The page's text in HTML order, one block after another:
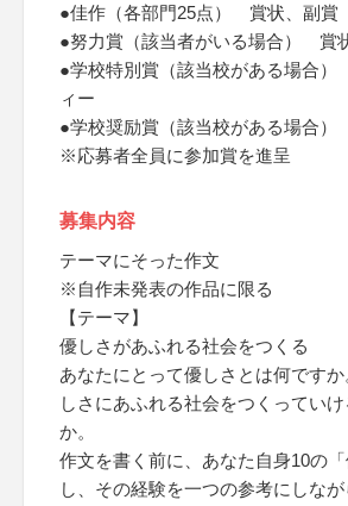
●佳作（各部門25点） 賞状、副賞
●努力賞（該当者がいる場合） 賞
●学校特別賞（該当校がある場合
ィー
●学校奨励賞（該当校がある場合
※応募者全員に参加賞を進呈
募集内容
テーマにそった作文
※自作未発表の作品に限る
【テーマ】
優しさがあふれる社会をつくる
あなたにとって優しさとは何です
しさにあふれる社会をつくってい
か。
作文を書く前に、あなた自身10の
し、その経験を一つの参考にしな